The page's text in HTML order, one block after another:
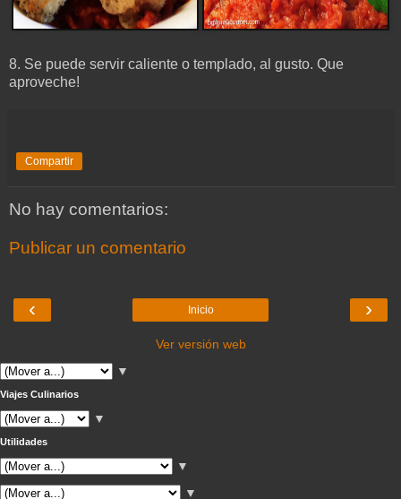
8. Se puede servir caliente o templado, al gusto. Que
aproveche!
Compartir
No hay comentarios:
Publicar un comentario
‹ ›
Inicio
Ver versión web
▼
Viajes Culinarios
▼
Utilidades
▼
▼